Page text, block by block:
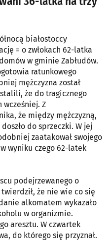
białostoccy
= o zwłokach 62-latka
w gminie Zabłudów.
ratunkowego
mężczyzna został
że do tragicznego
wcześniej. Z
że między mężczyzną,
do sprzeczki. W jej
zaatakował swojego
wyniku czego 62-latek
podejrzewanego o
że nie wie co się
alkomatem wykazało
w organizmie.
aresztu. W czwartek
do którego się przyznał.